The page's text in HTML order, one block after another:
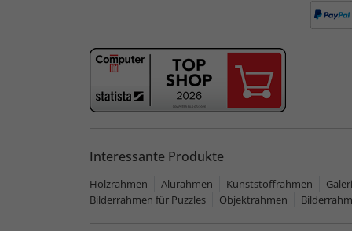
Interessante Produkte
Holzrahmen Alurahmen Kunststoffrahmen
Bilderrahmen für Puzzles
Objektrahmen